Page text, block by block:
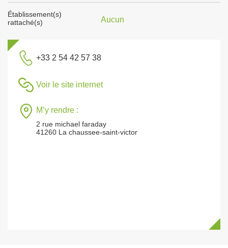
Établissement(s)
rattaché(s)
Aucun
+33 2 54 42 57 38
Voir le site internet
M’y rendre :
2 rue michael faraday
41260 La chaussee-saint-victor